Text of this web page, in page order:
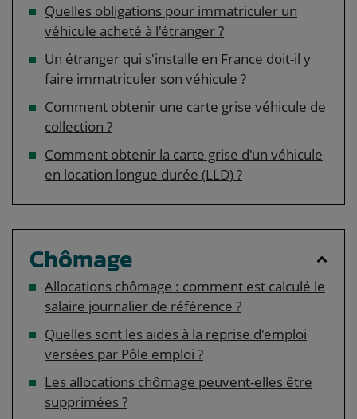
Quelles obligations pour immatriculer un
véhicule acheté à l'étranger ?
Un étranger qui s'installe en France doit-il y
faire immatriculer son véhicule ?
Comment obtenir une carte grise véhicule de
collection ?
Comment obtenir la carte grise d'un véhicule
en location longue durée (LLD) ?
Chômage
Allocations chômage : comment est calculé le
salaire journalier de référence ?
Quelles sont les aides à la reprise d'emploi
versées par Pôle emploi ?
Les allocations chômage peuvent-elles être
supprimées ?